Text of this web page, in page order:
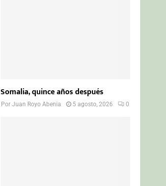
Somalia, quince años después
PorJuan Royo Abenia 5 agosto, 2026 0